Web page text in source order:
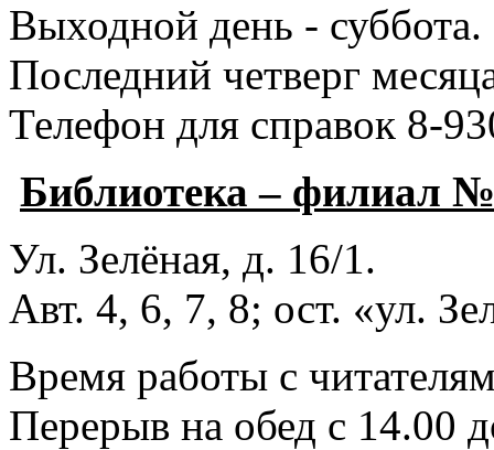
Выходной день - суббота.
Последний четверг
Телефон для справок 8-
Библиотека – филиал
Ул. Зелёная, д. 16/1.
Авт. 4, 6, 7, 8; ост. «ул.
Время работы с
Перерыв на обед с 14.00